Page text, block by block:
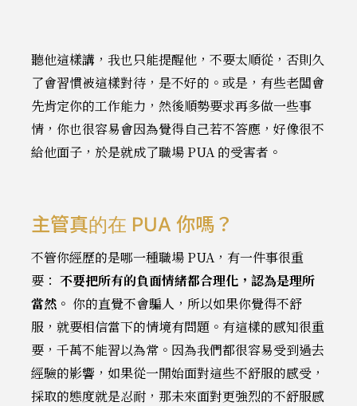
聽他這樣講，我也只能提醒他，不要太順從，否則久
了會習慣被這樣對待，是不好的。或是，有些老闆會
先肯定你的工作能力，然後順勢要求再多做一些事
情，你也很容易會因為覺得自己若不答應，好像很不
給他面子，於是就成了職場 PUA 的受害者。
主管真的在 PUA 你嗎？
不管你經歷的是哪一種職場 PUA，有一件事很重
要： 不要把所有的負面情緒都合理化，認為是理所
當然。 你的直覺不會騙人，所以如果你覺得不舒
服，就要相信當下的情境有問題。有這樣的感知很重
要，千萬不能習以為常。因為我們都很容易受到過去
經驗的影響，如果從一開始面對這些不舒服的感受，
採取的態度就是忍耐，那未來面對更強烈的不舒服感